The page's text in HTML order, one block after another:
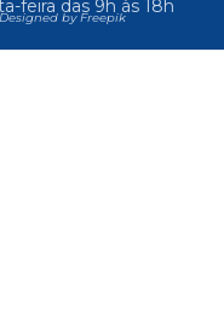
feira das 9h às 18h
Designed by Freepik